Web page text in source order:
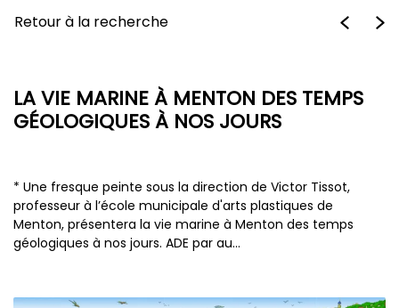
Retour à la recherche
LA VIE MARINE À MENTON DES TEMPS
GÉOLOGIQUES À NOS JOURS
* Une fresque peinte sous la direction de Victor Tissot,
professeur à l’école municipale d'arts plastiques de
Menton, présentera la vie marine à Menton des temps
géologiques à nos jours. ADE par au…